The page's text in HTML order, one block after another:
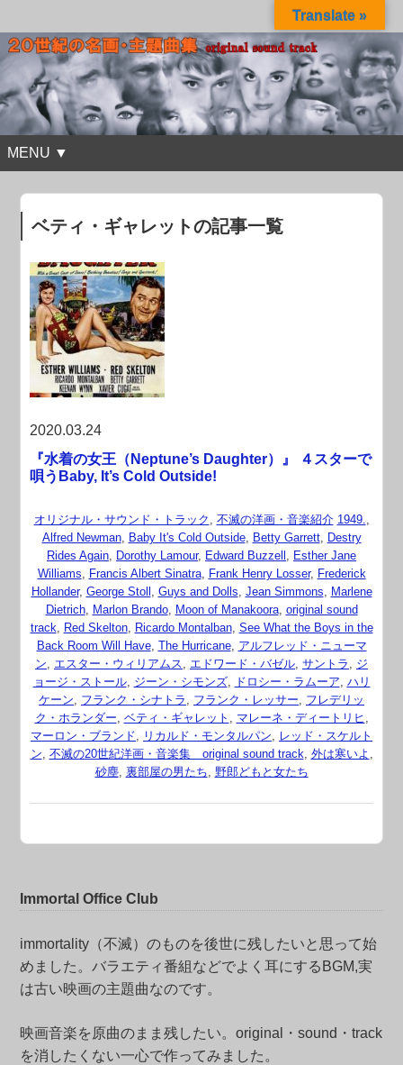
MENU ▼
ベティ・ギャレットの記事一覧
2020.03.24
『水着の女王（Neptune’s Daughter）』 ４スターで
唄うBaby, It’s Cold Outside!
オリジナル・サウンド・トラック , 不滅の洋画・音楽紹介 1949.,
Alfred Newman, Baby It's Cold Outside, Betty Garrett, Destry
Rides Again, Dorothy Lamour, Edward Buzzell , Esther Jane
Williams, Francis Albert Sinatra, Frank Henry Losser, Frederick
Hollander, George Stoll , Guys and Dolls, Jean Simmons, Marlene
Dietrich, Marlon Brando, Moon of Manakoora, original sound
track, Red Skelton, Ricardo Montalban, See What the Boys in the
Back Room Will Have, The Hurricane, アルフレッド・ニューマ
ン, エスター・ウィリアムス, エドワード・バゼル, サントラ , ジ
ョージ・ストール, ジーン・シモンズ, ドロシー・ラムーア, ハリ
ケーン, フランク・シナトラ , フランク・レッサー, フレデリッ
ク・ホランダー, ベティ・ギャレット , マレーネ・ディートリヒ ,
マーロン・ブランド, リカルド・モンタルパン, レッド・スケルト
ン, 不滅の20世紀洋画・音楽集 original sound track, 外は寒いよ ,
砂塵, 裏部屋の男たち, 野郎どもと女たち
Immortal Office Club
immortality（不滅）のものを後世に残したいと思って始
めました。バラエティ番組などでよく耳にするBGM,実
は古い映画の主題曲なのです。
映画音楽を原曲のまま残したい。original・sound・track
を消したくない一心で作ってみました。
Translate »